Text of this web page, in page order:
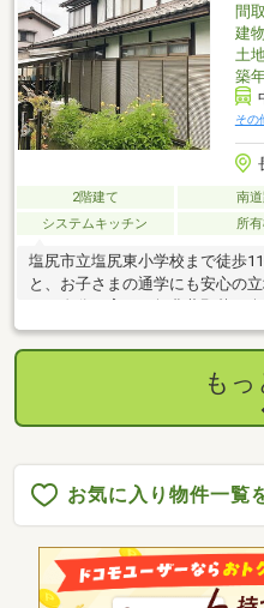
間
建
土
築
その
2階建て 南
システムキッチン
所
塩尻市立塩尻東小学校まで徒歩
と、お子さまの通学にも安心の
め、自分で育てた無農薬野菜を
り、車の出し入れもラク
もっ
お気に入り物件一覧